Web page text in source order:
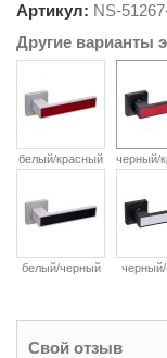
Артикул: NS-
Другие варианты
белый/красный черный/
белый/черный
Свой отзыв